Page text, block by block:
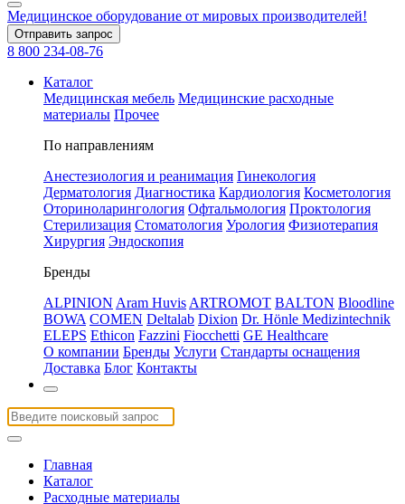
Медицинское оборудование от мировых производителей!
Отправить запрос
8 800 234-08-76
Каталог
Медицинская мебель Медицинские расходные
материалы Прочее
По направлениям
Анестезиология и реанимация Гинекология
Дерматология Диагностика Кардиология Косметология
Оториноларингология Офтальмология Проктология
Стерилизация Стоматология Урология Физиотерапия
Хирургия Эндоскопия
Бренды
ALPINION Aram Huvis ARTROMOT BALTON Bloodline
BOWA COMEN Deltalab Dixion Dr. Hönle Medizintechnik
ELEPS Ethicon Fazzini Fiocchetti GE Healthcare
О компании Бренды Услуги Стандарты оснащения
Доставка Блог Контакты
Главная
Каталог
Расходные материалы